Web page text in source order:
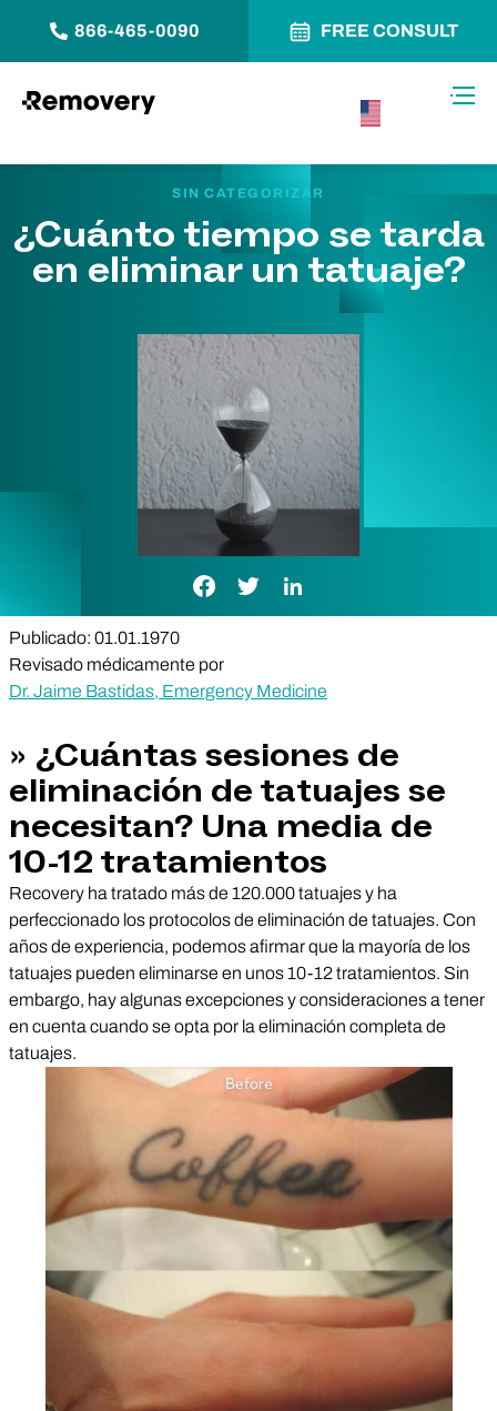
866-465-0090 FREE CONSULT
SIN CATEGORIZAR
¿Cuánto tiempo se tarda
en eliminar un tatuaje?
Enlace de Facebook
Enlace de Twitter
Enlace de LinkedIn
Publicado: 01.01.1970
Revisado médicamente por
Dr. Jaime Bastidas, Emergency Medicine
» ¿Cuántas sesiones de
eliminación de tatuajes se
necesitan? Una media de
10-12 tratamientos
Recovery ha tratado más de 120.000 tatuajes y ha
perfeccionado los protocolos de eliminación de tatuajes. Con
años de experiencia, podemos afirmar que la mayoría de los
tatuajes pueden eliminarse en unos 10-12 tratamientos. Sin
embargo, hay algunas excepciones y consideraciones a tener
en cuenta cuando se opta por la eliminación completa de
tatuajes.